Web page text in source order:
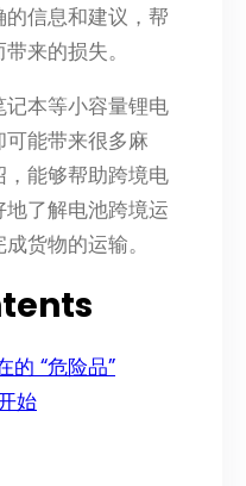
信息和建议，帮
来的损失。
本等小容量锂电
能带来很多麻
能够帮助跨境电
了解电池跨境运
货物的运输。
的 “危险品”
始